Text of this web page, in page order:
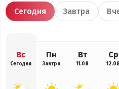
Сегодня Завтра
Вс
Сегодня
Пн
Завтра
Вт
11.08
Ср
12.08